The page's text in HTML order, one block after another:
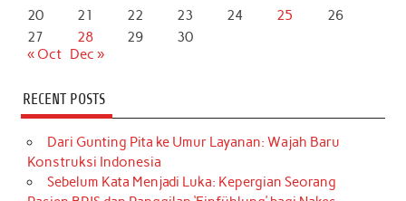
20
21 22 23 24 25
26
27
28 29
30
« Oct Dec »
RECENT POSTS
Dari Gunting Pita ke Umur Layanan: Wajah Baru
Konstruksi Indonesia
Sebelum Kata Menjadi Luka: Kepergian Seorang